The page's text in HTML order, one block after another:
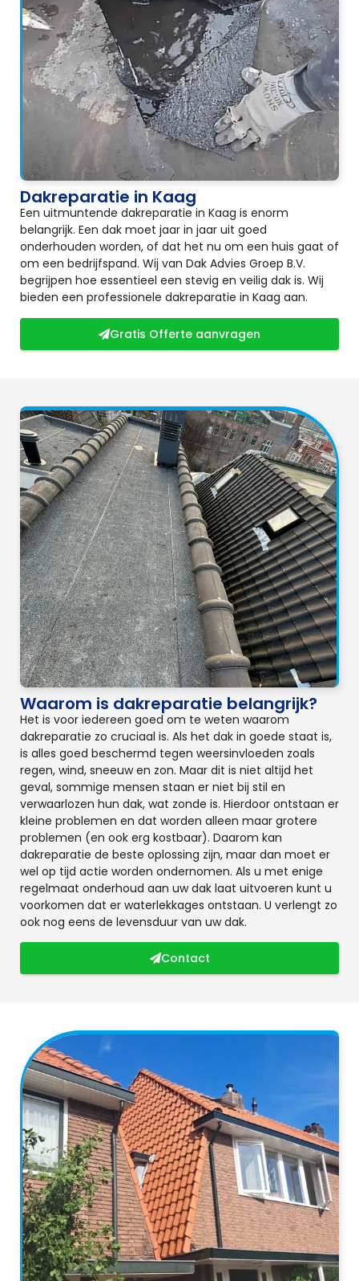
Dakreparatie in Kaag
Een uitmuntende dakreparatie in Kaag is enorm
belangrijk. Een dak moet jaar in jaar uit goed
onderhouden worden, of dat het nu om een huis gaat of
om een bedrijfspand. Wij van Dak Advies Groep B.V.
begrijpen hoe essentieel een stevig en veilig dak is. Wij
bieden een professionele dakreparatie in Kaag aan.
Gratis Offerte aanvragen
Waarom is dakreparatie belangrijk?
Het is voor iedereen goed om te weten waarom
dakreparatie zo cruciaal is. Als het dak in goede staat is,
is alles goed beschermd tegen weersinvloeden zoals
regen, wind, sneeuw en zon. Maar dit is niet altijd het
geval, sommige mensen staan er niet bij stil en
verwaarlozen hun dak, wat zonde is. Hierdoor ontstaan er
kleine problemen en dat worden alleen maar grotere
problemen (en ook erg kostbaar). Daarom kan
dakreparatie de beste oplossing zijn, maar dan moet er
wel op tijd actie worden ondernomen. Als u met enige
regelmaat onderhoud aan uw dak laat uitvoeren kunt u
voorkomen dat er waterlekkages ontstaan. U verlengt zo
ook nog eens de levensduur van uw dak.
Contact